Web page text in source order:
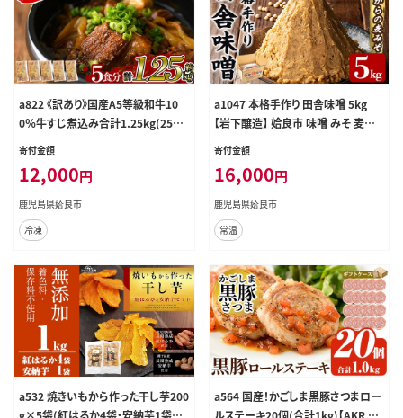
a822 《訳あり》国産A5等級和牛10
0％牛すじ煮込み合計1.25kg(250g
×5食分)和風醤油ベースの牛筋煮
良市 惣菜 おかず 冷凍
寄付金額
12,000円
鹿児島県姶良市
冷凍
a1047 本格手作り 田舎味噌 5kg
【岩下醸造】 姶良市 味噌 みそ 麦味
噌 麦みそ 味噌汁 みそ汁 手作り 調
寄付金額
16,000円
鹿児島県姶良市
常温
a532 焼きいもから作った干し芋200
g×5袋(紅はるか4袋・安納芋1袋セ
a564 国産！かごしま黒豚さつまロー
ルステーキ20個(合計1kg)【AKR Fo